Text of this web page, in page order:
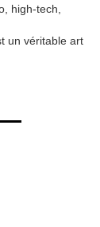
high-tech,
un véritable art